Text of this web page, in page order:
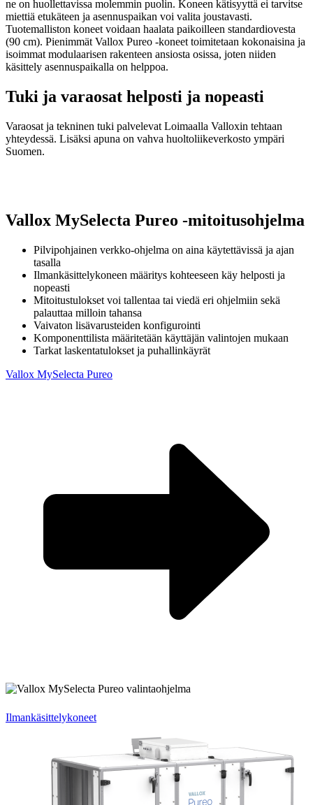
ne on huollettavissa molemmin puolin. Koneen kätisyyttä ei tarvitse
miettiä etukäteen ja asennuspaikan voi valita joustavasti.
Tuotemalliston koneet voidaan haalata paikoilleen standardiovesta
(90 cm). Pienimmät Vallox Pureo -koneet toimitetaan kokonaisina ja
isoimmat modulaarisen rakenteen ansiosta osissa, joten niiden
käsittely asennuspaikalla on helppoa.
Tuki ja varaosat helposti ja nopeasti
Varaosat ja tekninen tuki palvelevat Loimaalla Valloxin tehtaan
yhteydessä. Lisäksi apuna on vahva huoltoliikeverkosto ympäri
Suomen.
Vallox MySelecta Pureo -mitoitusohjelma
Pilvipohjainen verkko-ohjelma on aina käytettävissä ja ajan
tasalla
Ilmankäsittelykoneen määritys kohteeseen käy helposti ja
nopeasti
Mitoitustulokset voi tallentaa tai viedä eri ohjelmiin sekä
palauttaa milloin tahansa
Vaivaton lisävarusteiden konfigurointi
Komponenttilista määritetään käyttäjän valintojen mukaan
Tarkat laskentatulokset ja puhallinkäyrät
Vallox MySelecta Pureo
Ilmankäsittelykoneet